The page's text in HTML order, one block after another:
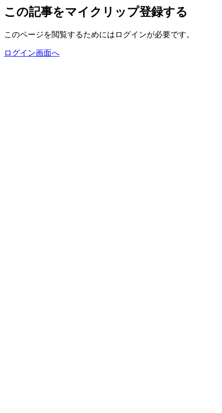
この記事をマイクリップ登録する
このページを閲覧するためにはログインが必要です。
ログイン画面へ